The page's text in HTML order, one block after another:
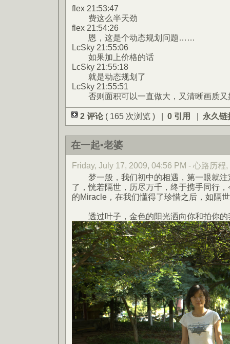
flex 21:53:47
费这么半天劲
flex 21:54:26
恩，这是个动态规划问题……
LcSky 21:55:06
如果加上价格的话
LcSky 21:55:18
就是动态规划了
LcSky 21:55:51
否则面积可以一直做大，又清晰画质又
2 评论 ( 165 次浏览 ) | 0 引用 | 永久链
在一起•老婆
Friday, July 17, 2009, 04:56 PM - 心路历程,
梦一般，我们初中的相遇，第一眼就注
了，恍若隔世，历尽万千，终于携手同行
的Miracle，在我们懂得了珍惜之后，如隔
透过叶子，金色的阳光洒向你和拍你的